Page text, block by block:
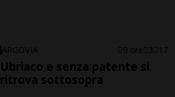
ARGOVIA 9 ore 3 17
Ubriaco e senza patente si
ritrova sottosopra